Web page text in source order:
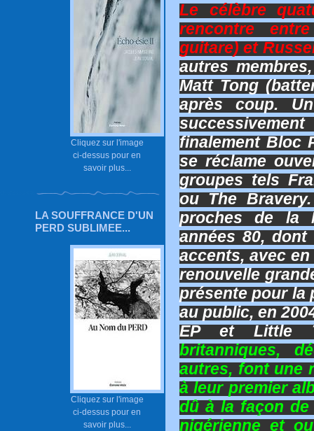
Cliquez sur l'image
ci-dessus pour en
savoir plus...
LA SOUFFRANCE D'UN
PERD SUBLIMEE...
Cliquez sur l'image
ci-dessus pour en
savoir plus...
Le célèbre
rencontre
guitare) et
autres
Matt Tong
après coup.
finalement Bloc
se réclame
groupes tels
ou The
proches de la
années 80,
accents, avec
renouvelle
présente pour la
au public, en
EP et Little
britanniques,
autres, font une
à leur premier
dû à la façon
nigérienne et